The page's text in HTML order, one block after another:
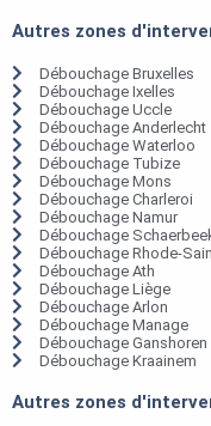
Autres zones
Débouchage Bruxelles
Débouchage Ixelles
Débouchage Uccle
Débouchage Anderlecht
Débouchage Waterloo
Débouchage Tubize
Débouchage Mons
Débouchage Charleroi
Débouchage Namur
Débouchage
Débouchage Rhode-
Débouchage Ath
Débouchage Liège
Débouchage Arlon
Débouchage Manage
Débouchage Ganshoren
Débouchage Kraainem
Autres zones